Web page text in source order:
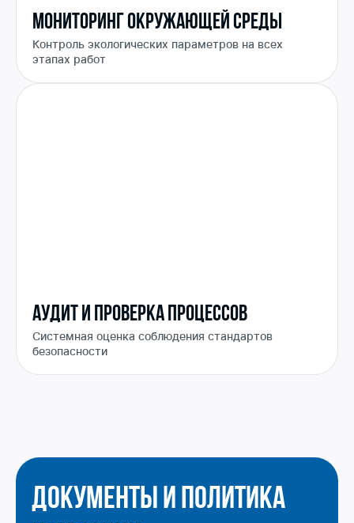
Мониторинг окружающей среды
Контроль экологических параметров на всех
этапах работ
Аудит и проверка процессов
Системная оценка соблюдения стандартов
безопасности
Документы и политика